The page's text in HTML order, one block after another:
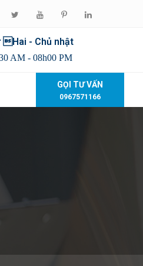
Hai - Chủ nhật
AM - 08h00 PM
GỌI TƯ VẤN
0967571166